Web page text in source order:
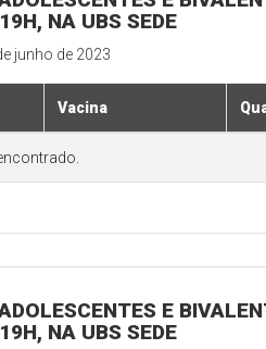
NA UBS SEDE
junho de 2023
Vacina
E
NA UBS SEDE